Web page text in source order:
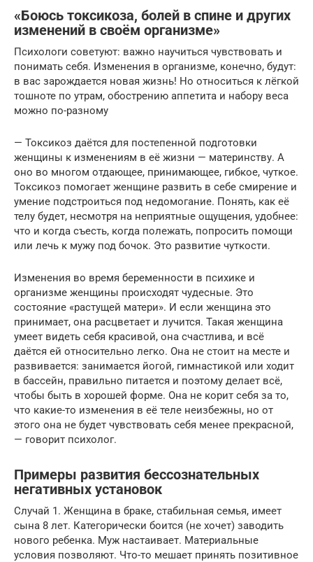
«Боюсь токсикоза, болей в спине и других
изменений в своём организме»
Психологи советуют: важно научиться чувствовать и
понимать себя. Изменения в организме, конечно, будут:
в вас зарождается новая жизнь! Но относиться к лёгкой
тошноте по утрам, обострению аппетита и набору веса
можно по-разному
— Токсикоз даётся для постепенной подготовки
женщины к изменениям в её жизни — материнству. А
оно во многом отдающее, принимающее, гибкое, чуткое.
Токсикоз помогает женщине развить в себе смирение и
умение подстроиться под недомогание. Понять, как её
телу будет, несмотря на неприятные ощущения, удобнее:
что и когда съесть, когда полежать, попросить помощи
или лечь к мужу под бочок. Это развитие чуткости.
Изменения во время беременности в психике и
организме женщины происходят чудесные. Это
состояние «растущей матери». И если женщина это
принимает, она расцветает и лучится. Такая женщина
умеет видеть себя красивой, она счастлива, и всё
даётся ей относительно легко. Она не стоит на месте и
развивается: занимается йогой, гимнастикой или ходит
в бассейн, правильно питается и поэтому делает всё,
чтобы быть в хорошей форме. Она не корит себя за то,
что какие-то изменения в её теле неизбежны, но от
этого она не будет чувствовать себя менее прекрасной,
— говорит психолог.
Примеры развития бессознательных
негативных установок
Случай 1. Женщина в браке, стабильная семья, имеет
сына 8 лет. Категорически боится (не хочет) заводить
нового ребенка. Муж настаивает. Материальные
условия позволяют. Что-то мешает принять позитивное